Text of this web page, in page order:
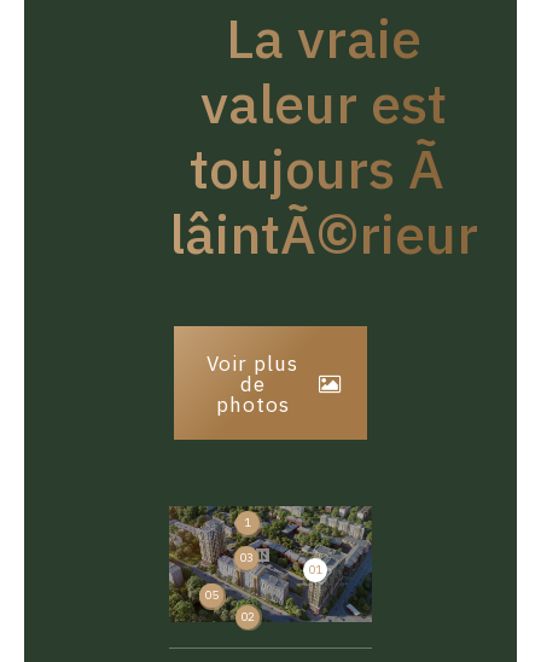
La vraie
valeur est
toujours Ã
lâintÃ©rieur
Voir plus
de
photos
01
1
02
03
04
05